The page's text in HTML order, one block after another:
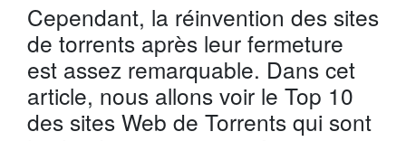
Cependant, la réinvention des sites
de torrents après leur fermeture
est assez remarquable. Dans cet
article, nous allons voir le Top 10
des sites Web de Torrents qui sont